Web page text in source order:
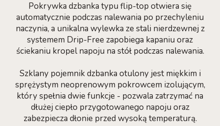
Pokrywka dzbanka typu flip-top otwiera się
automatycznie podczas nalewania po przechyleniu
naczynia, a unikalna wylewka ze stali nierdzewnej z
systemem Drip-Free zapobiega kapaniu oraz
ściekaniu kropel napoju na stół podczas nalewania.
Szklany pojemnik dzbanka otulony jest miękkim i
sprężystym neoprenowym pokrowcem izolującym,
który spełnia dwie funkcje - pozwala zatrzymać na
dłużej ciepło przygotowanego napoju oraz
zabezpiecza dłonie przed wysoką temperaturą.